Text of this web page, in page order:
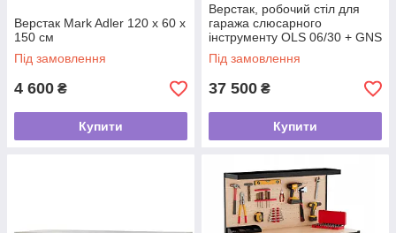
Верстак Mark Adler 120 х 60 х
150 см
Під замовлення
4 600 ₴
Купити
Верстак, робочий стіл для
гаража слюсарного
інструменту OLS 06/30 + GNS
32
Під замовлення
37 500 ₴
Купити